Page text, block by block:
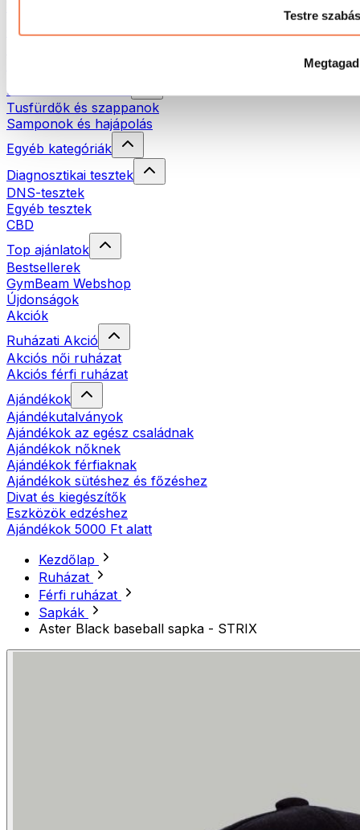
Testre szabás
Megtagad
Öko háztartás
Natúrkozmetikumok
Tusfürdők és szappanok
Samponok és hajápolás
Egyéb kategóriák
Diagnosztikai tesztek
DNS-tesztek
Egyéb tesztek
CBD
Top ajánlatok
Bestsellerek
GymBeam Webshop
Újdonságok
Akciók
Ruházati Akció
Akciós női ruházat
Akciós férfi ruházat
Ajándékok
Ajándékutalványok
Ajándékok az egész családnak
Ajándékok nőknek
Ajándékok férfiaknak
Ajándékok sütéshez és főzéshez
Divat és kiegészítők
Eszközök edzéshez
Ajándékok 5000 Ft alatt
Kezdőlap
Ruházat
Férfi ruházat
Sapkák
Aster Black baseball sapka - STRIX